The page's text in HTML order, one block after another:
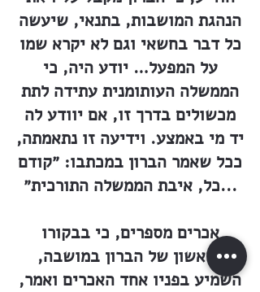
הנהגת המושבות, בתנאי, שיעשה
כל דבר בחשאי וגם לא יקרא שמו
על המפעל… יודע היה, כי
הממשלה העותומנית עתידה לתת
מכשולים בדרך זו, אם יוודע לה
יד מי באמצע. וידיעה זו נתאמתה,
ככל שאמר הברון במכתבו: ״קודם
כל, איבת הממשלה התורכית״...
אכרים מספרים, כי בבקורו
הראשון של הברון במושבה,
השמיע בפניו אחד האכרים ואמר,